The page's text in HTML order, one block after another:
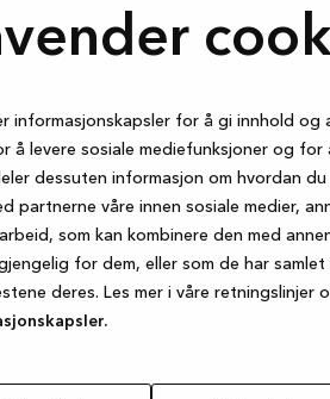
informasjonskapsler for å gi innhold og
å levere sosiale mediefunksjoner og for
dessuten informasjon om hvordan
partnerne våre innen sosiale medier,
som kan kombinere den med
for dem, eller som de har samlet
deres. Les mer i våre retningslinjer
has occurred while loading